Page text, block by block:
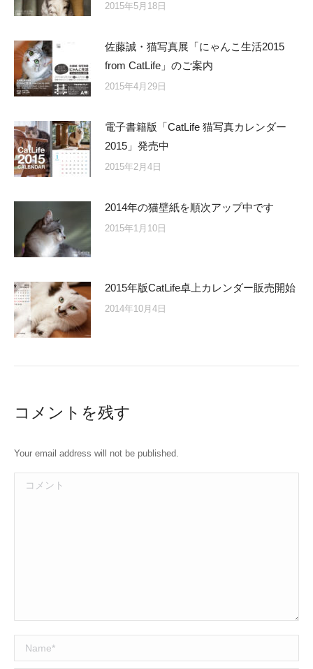
2015年5月18日
佐藤誠・猫写真展「にゃんこ生活2015
from CatLife」のご案内
2015年4月29日
電子書籍版「CatLife 猫写真カレンダー
2015」発売中
2015年2月4日
2014年の猫壁紙を順次アップ中です
2015年1月10日
2015年版CatLife卓上カレンダー販売開始
2014年10月4日
コメントを残す
Your email address will not be published.
コメント
Name *